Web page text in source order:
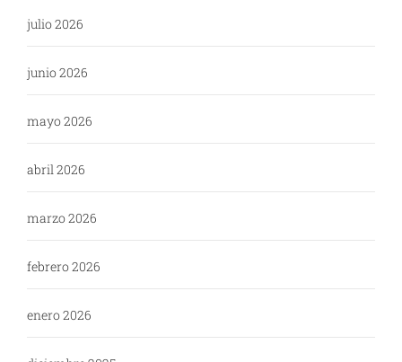
julio 2026
junio 2026
mayo 2026
abril 2026
marzo 2026
febrero 2026
enero 2026